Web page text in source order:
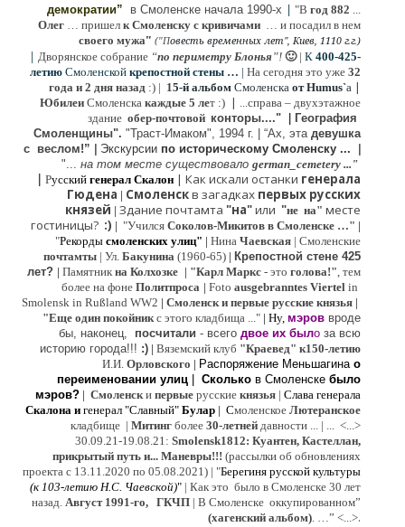
демократии” в Смоленске начала 1990-х | "В год 882 ...
Олег … пришел к Смоленску с кривичами … и посадил в нем
своего мужа" ("Повесть временных лет", Киев, 1110 г.г.)
| Дворянское собрание “по периметру Блонья”! 🙂| К 400-425-
летию Смоленской крепостной стены … | На сегодня это уже 32
года и 2 дня назад :) | 15-й альбом Смоленска от Humus`a |
Юбилеи Смоленска каждые 5 лет :) | ...справа – двухэтажное
здание обер-почтовой конторы...."
Гeография
Cмоленщины". "Траст-Имаком", 1994 г. “Ах, эта девушка
с веслом!”
Экскурсии по историческому Смоленску ...
"... на том месте существовало german_cemetery ..."
| Русский генерал Скалон | Как искали останки генерала
Гюдена | Смоленскв загадках первых русских
князей | Здание почтамта "на"или "не на" месте
гостиницы? :) | "Учился Соколов-Микитов в Смоленске …" |
"Рекорды смоленских улиц" | Нина Чаевская | Смоленские
почтамты | Ул. Бакунина (1960-65) | Крепостной стене 425
лет? | Памятник на Колхозке | "Карл Маркс - это голова!", тем
более на фоне Политпроса | Foto ausgebranntes Viertel in
Smolensk in Rußland WW2 | Смоленск и первые русские князья |
"Еще один покойникс этого кладбища ..." | Ну, мэров вроде
бы, наконец, посчитали - всего двое их было за всю
историю города!!! :) | Вяземский клуб "Краевед" к150-летию
И.И. Орловского | Распоряжение Меньшагина о
переименовании улиц
Сколько в Смоленске было
мэров? | Смоленски первые русские князья | Слава генерала
Скалона и генерал "Славный" Булар | Смоленское Лютерaнское
кладбище | Митинг более 30-летней давности ... | ... <...>
30.09.21-19.08.21: Smolensk1812: Куантен, Кастеллан,
прикрытый путь и... Маневры!!! (рассылки об обновлениях
проекта с 13.11.2020 по 05.08.2021) | "Берегиня русской культуры
(к 103-летию Н.С. Чаевской)" | Как это было в Смоленске 30 лет
назад. Август 1991-го, ГКЧП | В Смоленске оккупированном”
(хагенский альбом). …” <...>.